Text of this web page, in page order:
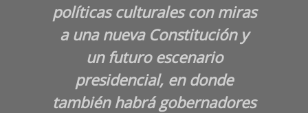
políticas culturales con miras
a una nueva Constitución y
un futuro escenario
presidencial, en donde
también habrá gobernadores